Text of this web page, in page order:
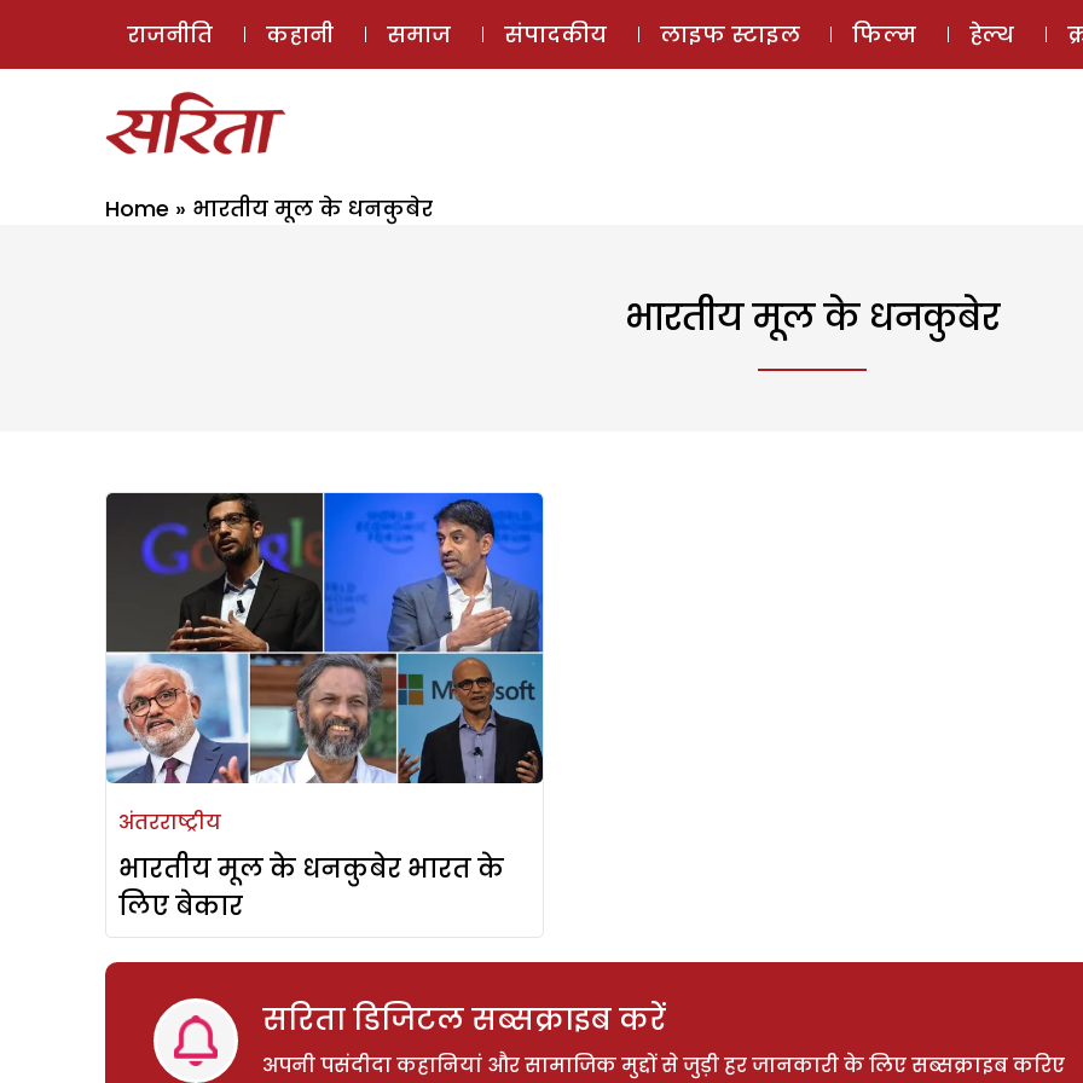
ई-मैगज़ीन
राजनीति कहानी समाज संपादकीय लाइफ स्टाइल फिल्म हेल्थ
Home » भारतीय मूल के धनकुबेर
भारतीय मूल के धनकुबेर
अंतरराष्ट्रीय
भारतीय मूल के धनकुबेर भारत के
लिए बेकार
सरिता डिजिटल सब्सक्राइब करें
अपनी पसंदीदा कहानियां और सामाजिक मुद्दों से जुड़ी हर जानकारी के लिए सब्सक्राइब करिए